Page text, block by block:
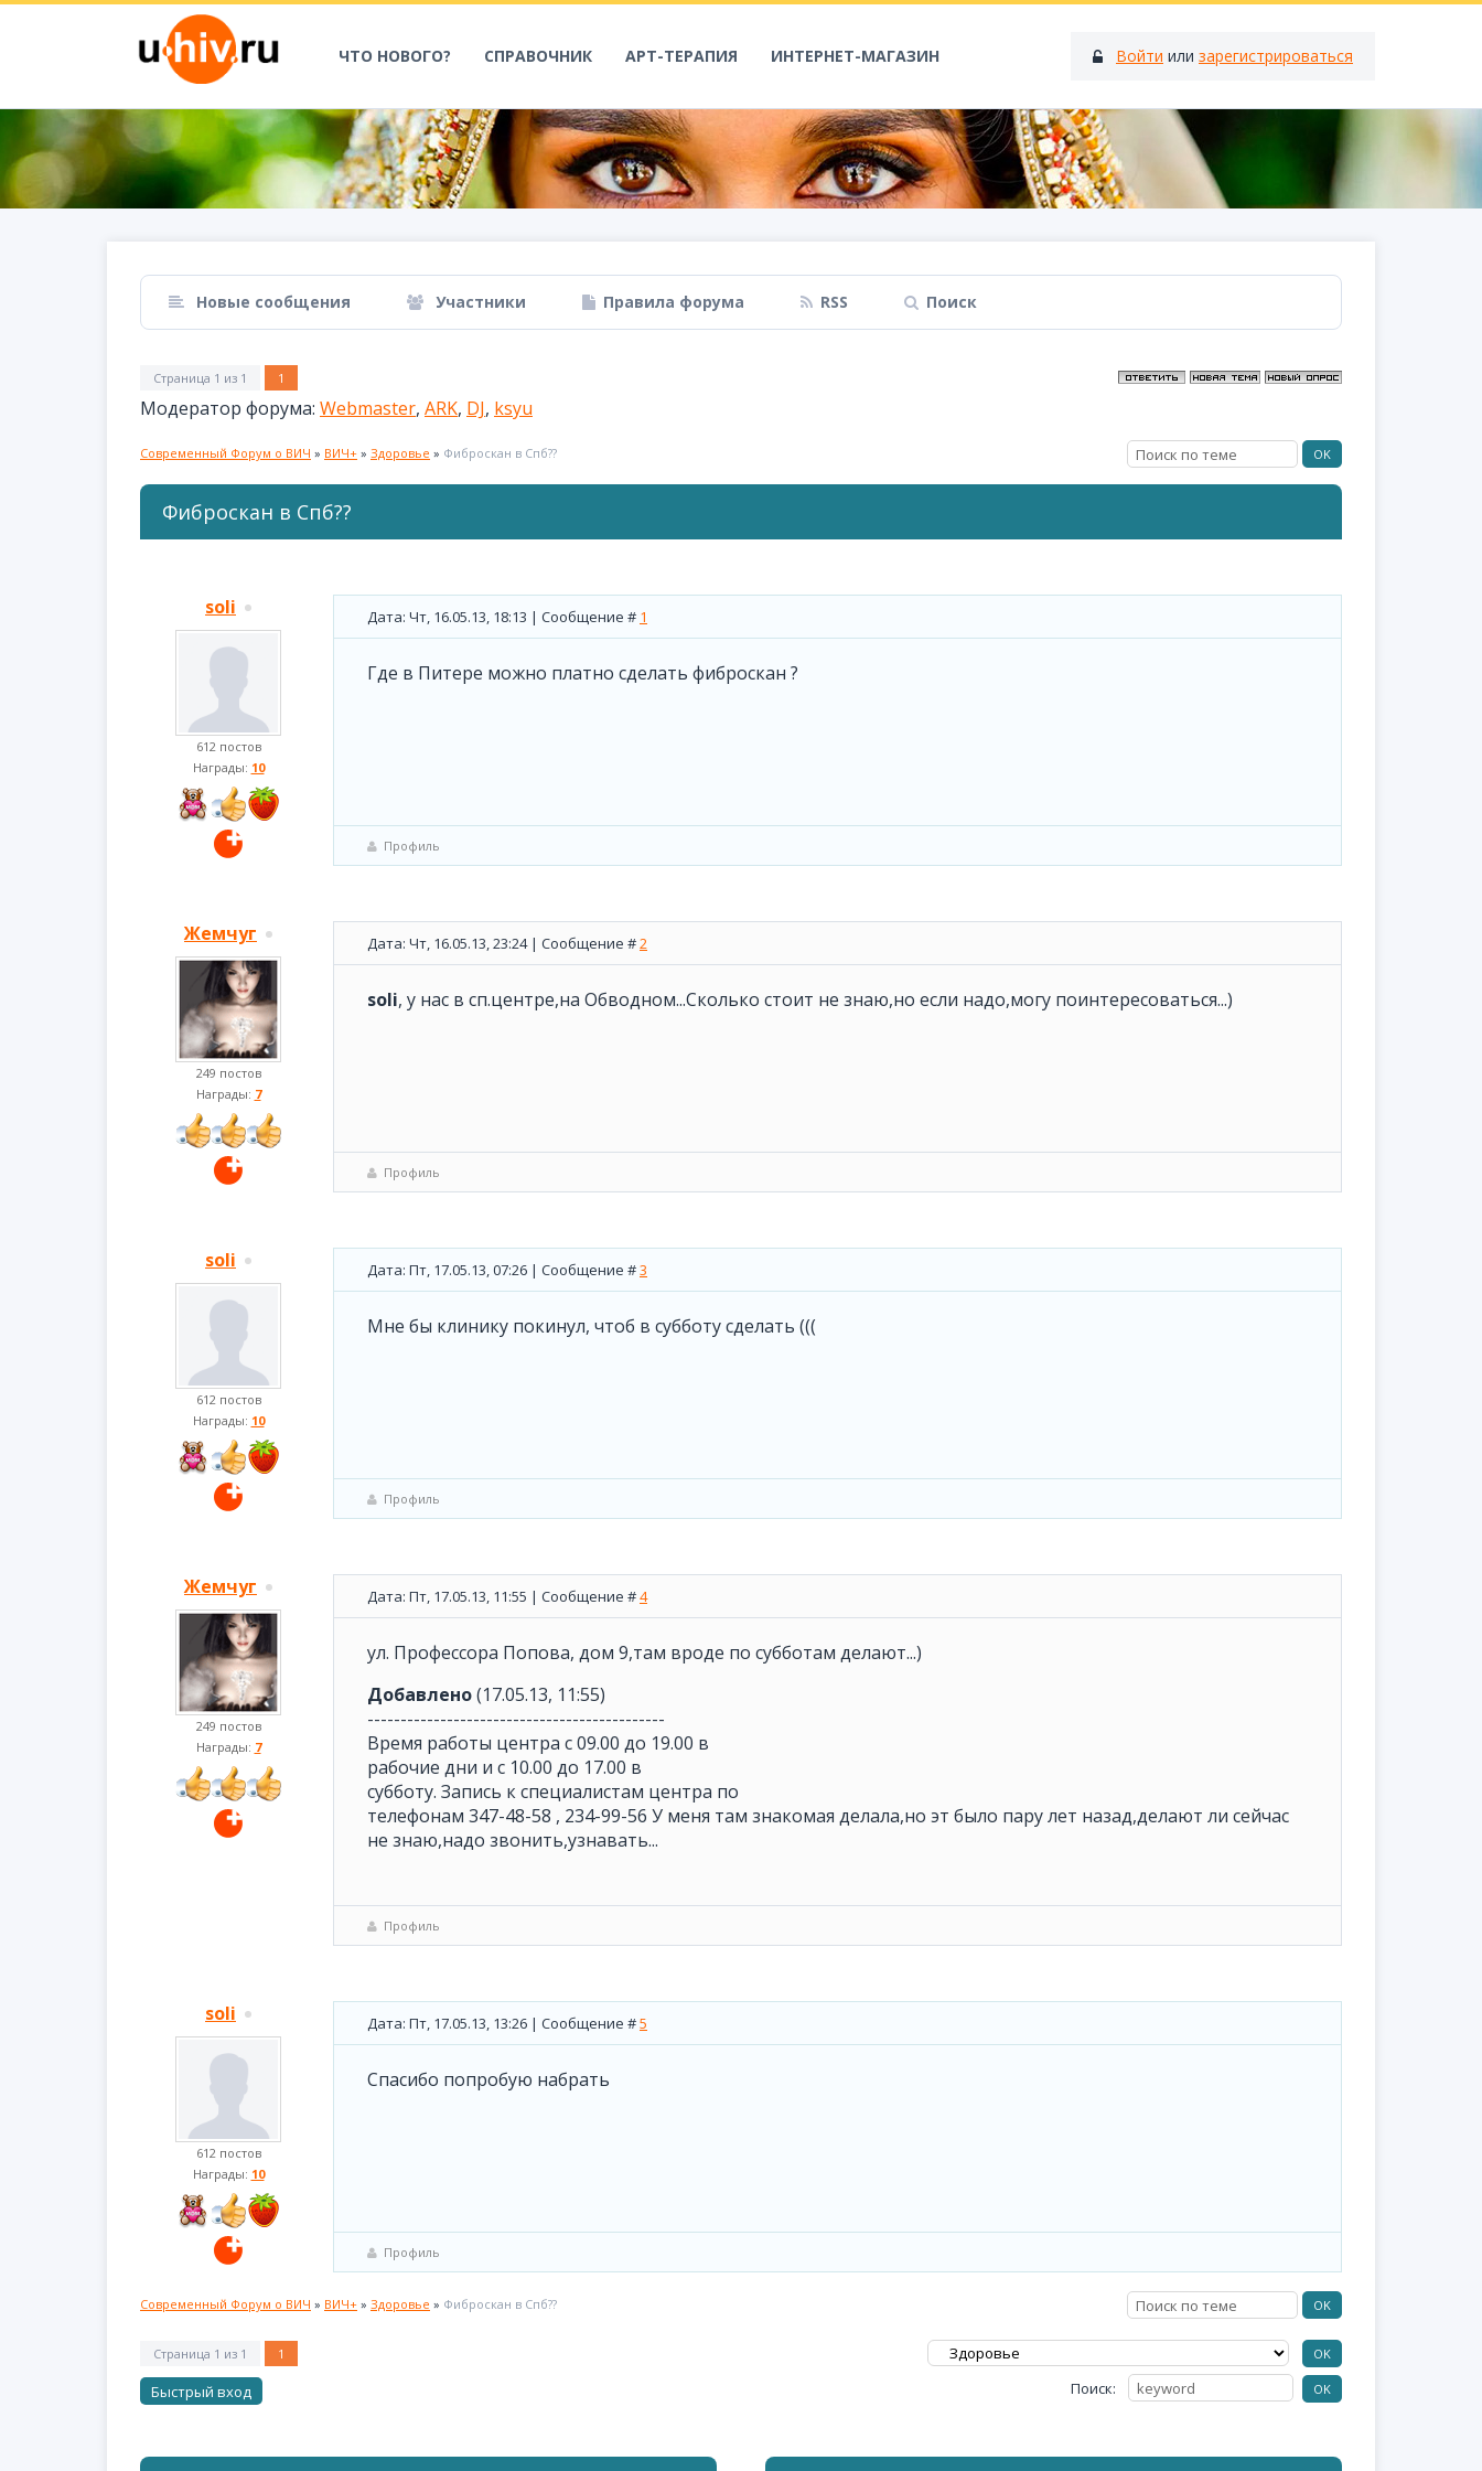
Войти или зарегистрироваться
ЧТО НОВОГО? СПРАВОЧНИК АРТ-ТЕРАПИЯ ИНТЕРНЕТ-МАГАЗИН
Новые сообщения Участники Правила форума RSS Поиск
Страница 1 из 1 1
Модератор форума: Webmaster, ARK, DJ, ksyu
Современный Форум о ВИЧ » ВИЧ+ » Здоровье » Фиброскан в Спб??
Фиброскан в Спб??
soli
612 постов
Награды: 10
Дата: Чт, 16.05.13, 18:13 | Сообщение # 1
Где в Питере можно платно сделать фиброскан ?
Профиль
Жемчуг
249 постов
Награды: 7
Дата: Чт, 16.05.13, 23:24 | Сообщение #2
soli, у нас в сп.центре,на Обводном...Сколько стоит не знаю,но если надо,могу поинтересоваться...)
Профиль
soli
612 постов
Награды: 10
Дата: Пт, 17.05.13, 07:26 | Сообщение #3
Мне бы клинику покинул, чтоб в субботу сделать (((
Профиль
Жемчуг
249 постов
Награды: 7
Дата: Пт, 17.05.13, 11:55 | Сообщение #4
ул. Профессора Попова, дом 9,там вроде по субботам делают...)
Добавлено(17.05.13, 11:55)
---------------------------------------------
Время работы центра с 09.00 до 19.00 в
рабочие дни и с 10.00 до 17.00 в
субботу. Запись к специалистам центра по
телефонам 347-48-58 , 234-99-56 У меня там знакомая делала,но эт было пару лет назад,делают ли сейчас
не знаю,надо звонить,узнавать...
Профиль
soli
612 постов
Награды: 10
Дата: Пт, 17.05.13, 13:26 | Сообщение #5
Спасибо попробую набрать
Профиль
Современный Форум о ВИЧ » ВИЧ+ » Здоровье » Фиброскан в Спб??
Страница 1 из 1 1
Поиск: